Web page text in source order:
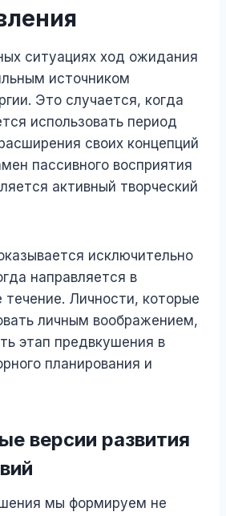
ситуациях ход ожидания
источником
Это случается, когда
использовать период
своих концепций
пассивного восприятия
активный творческий
исключительно
направляется в
течение. Личности, которые
личным воображением,
этап предвкушения в
планирования и
версии развития
мы формируем не